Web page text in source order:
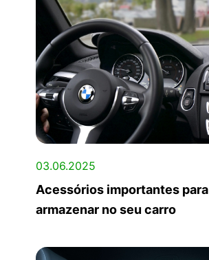
03.06.2025
Acessórios importantes para
armazenar no seu carro